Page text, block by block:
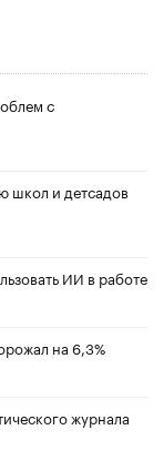
с
школ и детсадов
ИИ в работе
на 6,3%
журнала